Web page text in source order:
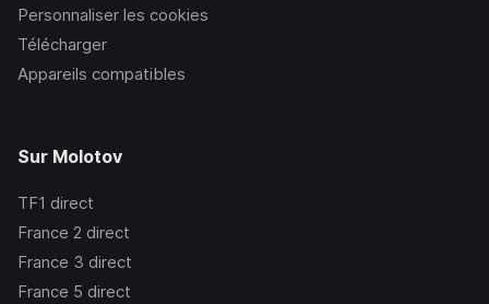
Personnaliser les cookies
Télécharger
Appareils compatibles
Sur Molotov
TF1 direct
France 2 direct
France 3 direct
France 5 direct